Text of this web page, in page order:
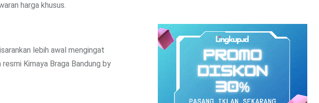
harga khusus.
lebih awal mengingat
Kimaya Braga Bandung by